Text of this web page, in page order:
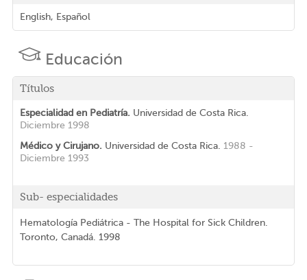
English, Español
Educación
Títulos
Especialidad en Pediatría. Universidad de Costa Rica.
Diciembre 1998
Médico y Cirujano. Universidad de Costa Rica. 1988 -
Diciembre 1993
Sub- especialidades
Hematología Pediátrica - The Hospital for Sick Children.
Toronto, Canadá. 1998